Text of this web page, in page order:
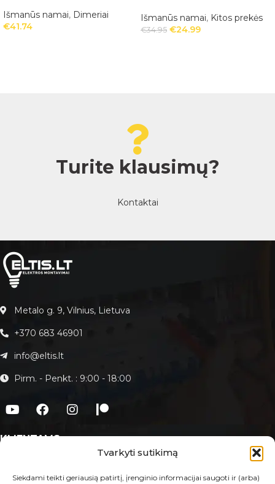
Tvarkyti sutikimą
Siekdami teikti geriausią patirtį, įrenginio informacijai saugoti ir (arba)
Išmanūs namai, Dimeriai
€41.74
Išmanūs namai, Kitos prekės
€34.95 €24.99
Turite klausimų?
Kontaktai
Metalo g. 9, Vilnius, Lietuva
+370 683 46901
info@eltis.lt
Pirm. - Penkt. : 9:00 - 18:00
KLIENTAMS
Paslaugos